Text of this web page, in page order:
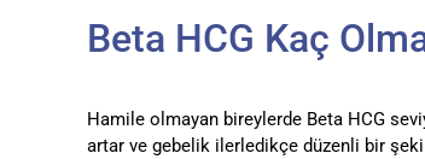
Beta HCG Kaç
Hamile olmayan bireylerde Beta HCG
artar ve gebelik ilerledikçe düzenli bir